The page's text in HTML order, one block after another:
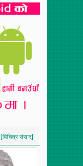
[बिचित्र संसार]
[VERTICAL]